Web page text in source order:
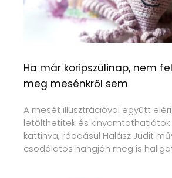
Ha már koripszülinap, nem
meg mesénkről sem
A mesét illusztrációval együtt
letölthetitek és kinyomtathatjátok
kattinva, ráadásul Halász Judit
csodálatos hangján meg is